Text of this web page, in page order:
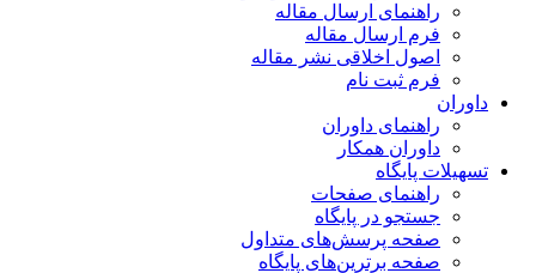
راهنمای ارسال مقاله
فرم ارسال مقاله
اصول اخلاقی نشر مقاله
فرم ثبت نام
داوران
راهنمای داوران
داوران همکار
تسهیلات پایگاه
راهنمای صفحات
جستجو در پایگاه
صفحه پرسش‌های متداول
صفحه برترین‌های پایگاه